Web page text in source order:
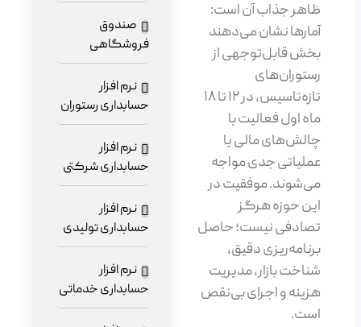
ظاهر جذاب آن است:
آمارها نشان می‌دهند
بخش قابل‌توجهی از
رستوران‌های
تازه‌تاسیس، در ۱۲ تا ۱۸
ماه اول فعالیت با
چالش‌های مالی یا
عملیاتی جدی مواجه
می‌شوند. موفقیت در
این حوزه هرگز
تصادفی نیست؛ حاصل
برنامه‌ریزی دقیق،
شناخت بازار، مدیریت
هزینه و اجرای بی‌نقص
است.
صندوق
فروشگاهی
نرم افزار
حسابداری رستوران
نرم افزار
حسابداری شرکتی
نرم افزار
حسابداری تولیدی
نرم افزار
حسابداری خدماتی